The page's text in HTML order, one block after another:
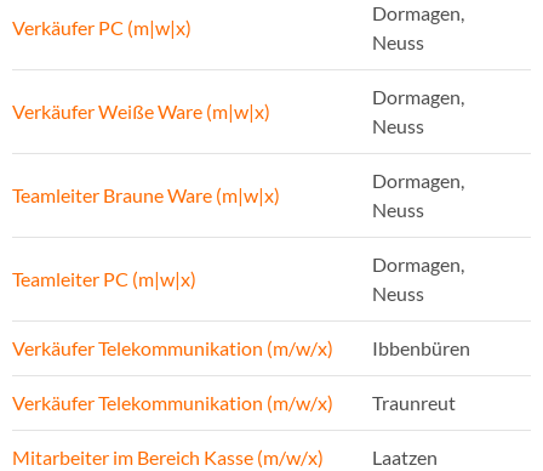
Verkäufer PC (m|w|x)
Dormagen,
Neuss
Verkäufer Weiße Ware (m|w|x)
Dormagen,
Neuss
Teamleiter Braune Ware (m|w|x)
Dormagen,
Neuss
Teamleiter PC (m|w|x)
Dormagen,
Neuss
Verkäufer Telekommunikation (m/w/x) Ibbenbüren
Verkäufer Telekommunikation (m/w/x) Traunreut
Mitarbeiter im Bereich Kasse (m/w/x) Laatzen